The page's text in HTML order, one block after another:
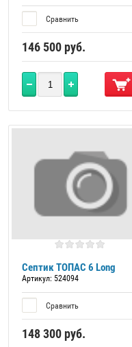
Сравнить
146 500 руб.
Септик ТОПАС 6 Long
Артикул: 524094
Сравнить
148 300 руб.